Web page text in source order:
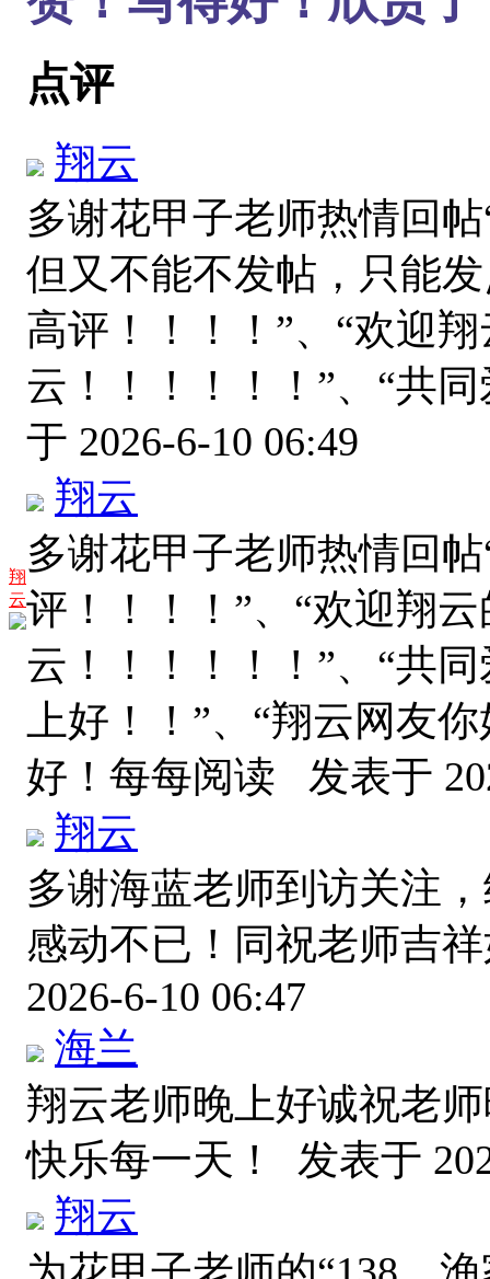
翔
云
点评
翔云
多谢花甲子老师热情回
但又不能不发帖，只能
高评！！！！”、“欢迎
云！！！！！！”、“共
于 2026-6-10 06:49
翔云
多谢花甲子老师热情回
评！！！！”、“欢迎翔
云！！！！！！”、“共
上好！！”、“翔云网友
好！每每阅读 发表于
翔云
多谢海蓝老师到访关注
感动不已！同祝老师吉
2026-6-10 06:47
海兰
翔云老师晚上好诚祝老
快乐每一天！ 发表于
翔云